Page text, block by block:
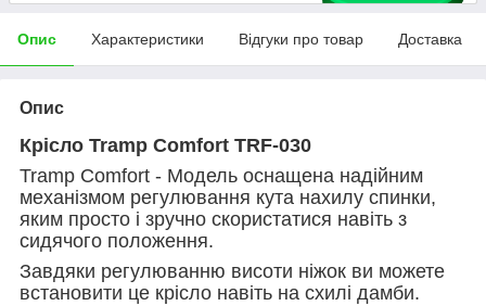
Опис Характеристики Відгуки про товар Доставка
Опис
Крісло Tramp Comfort TRF-030
Tramp Comfort - Модель оснащена надійним
механізмом регулювання кута нахилу спинки,
яким просто і зручно скористатися навіть з
сидячого положення.
Завдяки регулюванню висоти ніжок ви можете
встановити це крісло навіть на схилі дамби.